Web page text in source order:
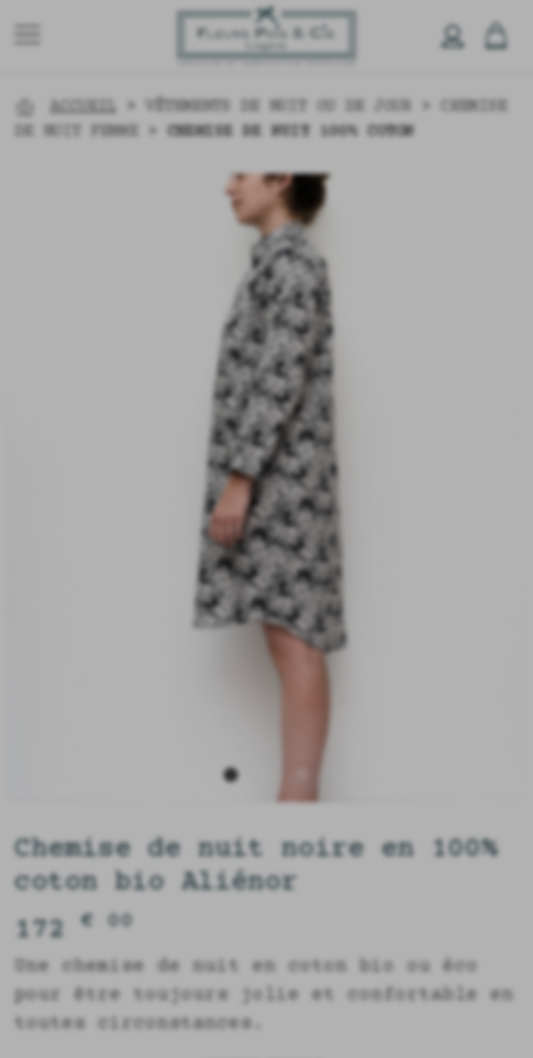
ACCUEIL > VÊTEMENTS DE NUIT OU DE JOUR >
CHEMISE
DE NUIT FEMME
> CHEMISE DE NUIT 100% COTON
Chemise de nuit noire en 100%
coton bio Aliénor
172€ 00
Une chemise de nuit en coton bio ou éco
pour être toujours jolie et confortable en
toutes circonstances.